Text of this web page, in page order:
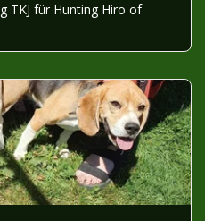
TKJ für Hunting Hiro of